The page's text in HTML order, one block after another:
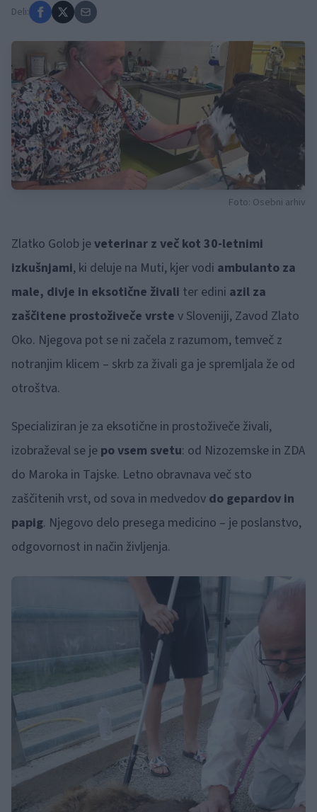
Deli:
Foto: Osebni arhiv
Zlatko Golob jeveterinar z več kot 30-letnimi
izkušnjami, ki deluje na Muti, kjer vodi ambulanto za
male, divje in eksotične živali ter edini azil za
zaščitene prostoživeče vrste v Sloveniji, Zavod Zlato
Oko. Njegova pot se ni začela z razumom, temveč z
notranjim klicem – skrb za živali ga je spremljala že od
otroštva.
Specializiran je za eksotične in prostoživeče živali,
izobraževal se je po vsem svetu: od Nizozemske in ZDA
do Maroka in Tajske. Letno obravnava več sto
zaščitenih vrst, od sova in medvedov do gepardov in
papig. Njegovo delo presega medicino – je poslanstvo,
odgovornost in način življenja.